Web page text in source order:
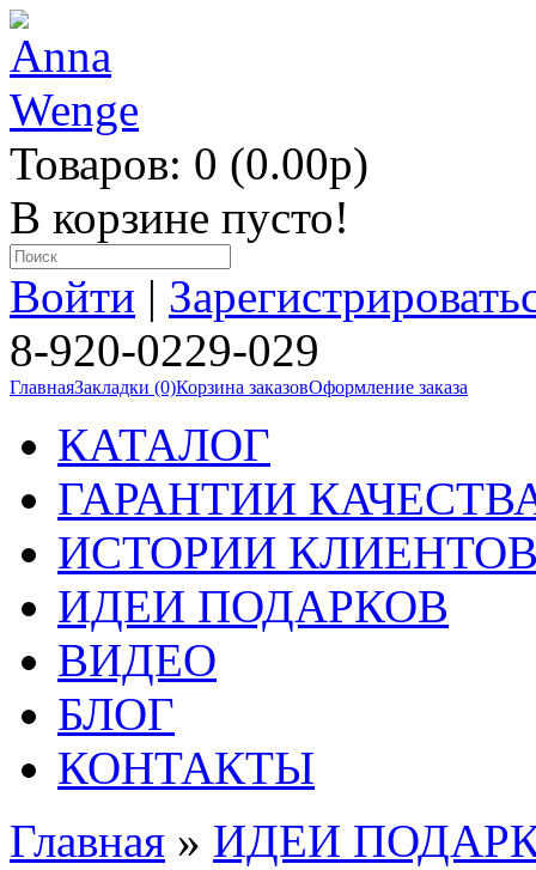
Товаров: 0 (0.00p)
В корзине пусто!
Войти |
8-920-0229-029
ГлавнаяЗакладки (0)Корзина заказовОформление заказа
КАТАЛОГ
ГАРАНТИИ
ИСТОРИИ
ИДЕИ ПОДАРКОВ
ВИДЕО
БЛОГ
КОНТАКТЫ
Главная » ИДЕИ